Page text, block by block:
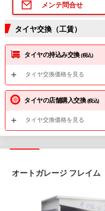
メンテ問合せ
タイヤ交換（工賃）
タイヤの持込み交換(税込)
タイヤ交換価格を見る
タイヤの店舗購入交換(税込)
タイヤ交換価格を見る
オートガレージ フレイム